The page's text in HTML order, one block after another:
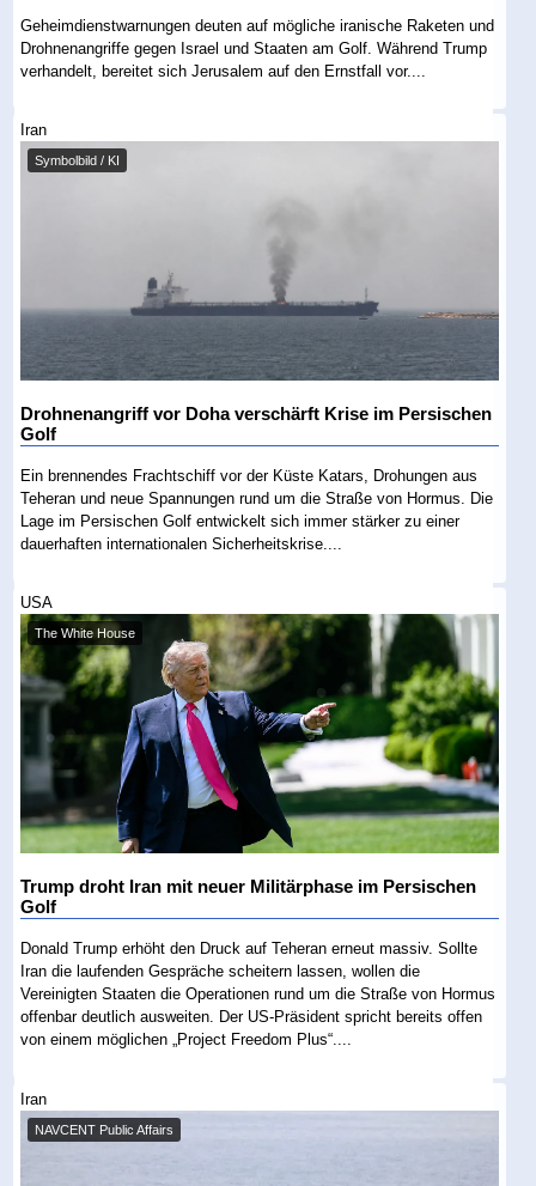
Geheimdienstwarnungen deuten auf mögliche iranische Raketen und
Drohnenangriffe gegen Israel und Staaten am Golf. Während Trump
verhandelt, bereitet sich Jerusalem auf den Ernstfall vor....
Iran
Symbolbild / KI
Drohnenangriff vor Doha verschärft Krise im Persischen
Golf
Ein brennendes Frachtschiff vor der Küste Katars, Drohungen aus
Teheran und neue Spannungen rund um die Straße von Hormus. Die
Lage im Persischen Golf entwickelt sich immer stärker zu einer
dauerhaften internationalen Sicherheitskrise....
USA
The White House
Trump droht Iran mit neuer Militärphase im Persischen
Golf
Donald Trump erhöht den Druck auf Teheran erneut massiv. Sollte
Iran die laufenden Gespräche scheitern lassen, wollen die
Vereinigten Staaten die Operationen rund um die Straße von Hormus
offenbar deutlich ausweiten. Der US-Präsident spricht bereits offen
von einem möglichen „Project Freedom Plus“....
Iran
NAVCENT Public Affairs